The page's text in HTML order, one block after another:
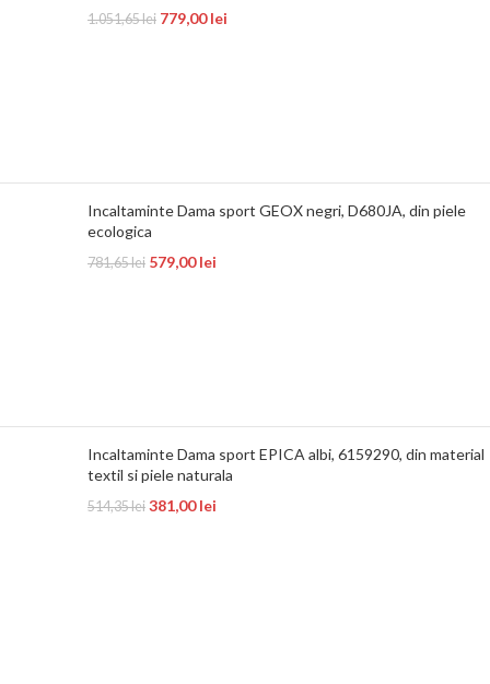
1.051,65lei 779,00lei
Incaltaminte Dama sport GEOX negri, D680JA, din piele
ecologica
781,65lei 579,00lei
Incaltaminte Dama sport EPICA albi, 6159290, din material
textil si piele naturala
514,35lei 381,00lei